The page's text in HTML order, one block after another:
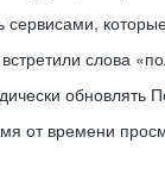
сервисами,
слова
обновлять
от времени